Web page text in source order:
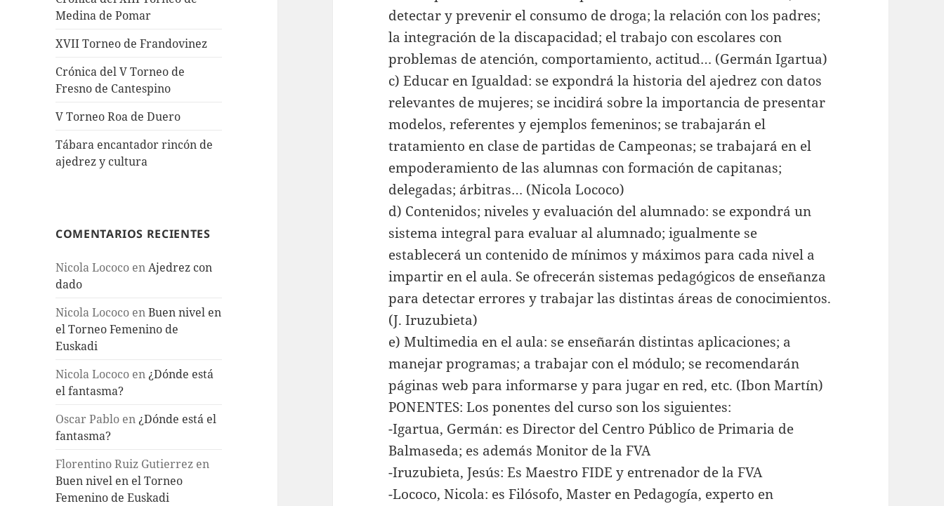
Medina de Pomar
XVII Torneo de Frandovinez
Crónica del V Torneo de
Fresno de Cantespino
V Torneo Roa de Duero
Tábara encantador rincón de
ajedrez y cultura
COMENTARIOS RECIENTES
Nicola Lococo enAjedrez con
dado
Nicola Lococo enBuen nivel en
el Torneo Femenino de
Euskadi
Nicola Lococo en¿Dónde está
el fantasma?
Oscar Pablo en¿Dónde está el
fantasma?
Florentino Ruiz Gutierrez en
Buen nivel en el Torneo
Femenino de Euskadi
detectar y prevenir el consumo de droga; la relación con los padres;
la integración de la discapacidad; el trabajo con escolares con
problemas de atención, comportamiento, actitud… (Germán Igartua)
c) Educar en Igualdad: se expondrá la historia del ajedrez con datos
relevantes de mujeres; se incidirá sobre la importancia de presentar
modelos, referentes y ejemplos femeninos; se trabajarán el
tratamiento en clase de partidas de Campeonas; se trabajará en el
empoderamiento de las alumnas con formación de capitanas;
delegadas; árbitras… (Nicola Lococo)
d) Contenidos; niveles y evaluación del alumnado: se expondrá un
sistema integral para evaluar al alumnado; igualmente se
establecerá un contenido de mínimos y máximos para cada nivel a
impartir en el aula. Se ofrecerán sistemas pedagógicos de enseñanza
para detectar errores y trabajar las distintas áreas de conocimientos.
(J. Iruzubieta)
e) Multimedia en el aula: se enseñarán distintas aplicaciones; a
manejar programas; a trabajar con el módulo; se recomendarán
páginas web para informarse y para jugar en red, etc. (Ibon Martín)
PONENTES: Los ponentes del curso son los siguientes:
-Igartua, Germán: es Director del Centro Público de Primaria de
Balmaseda; es además Monitor de la FVA
-Iruzubieta, Jesús: Es Maestro FIDE y entrenador de la FVA
-Lococo, Nicola: es Filósofo, Master en Pedagogía, experto en